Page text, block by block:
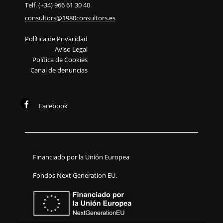
Telf. (+34) 966 61 30 40
consultors@1980consultors.es
Política de Privacidad
Aviso Legal
Política de Cookies
Canal de denuncias
Facebook
Financiado por la Unión Europea
Fondos Next Generation EU.